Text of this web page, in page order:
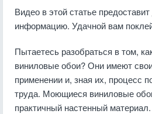
Видео в этой статье
информацию. Удачной вам
Пытаетесь разобраться в том,
виниловые обои? Они имеют
применении и, зная их, процесс
труда. Моющиеся виниловые
практичный настенный